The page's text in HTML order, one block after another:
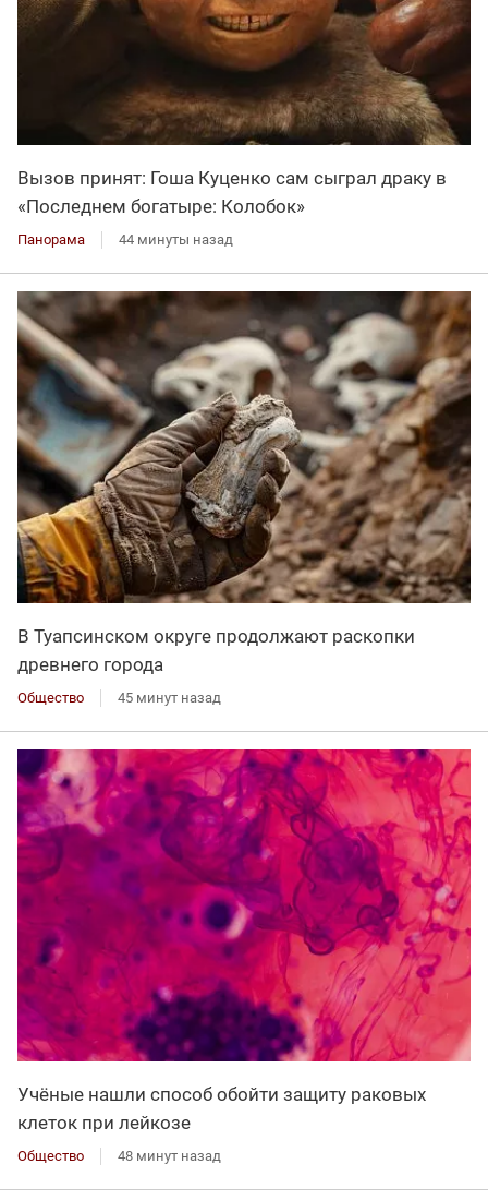
Вызов принят: Гоша Куценко сам сыграл драку в
«Последнем богатыре: Колобок»
Панорама 44 минуты назад
В Туапсинском округе продолжают раскопки
древнего города
Общество 45 минут назад
Учёные нашли способ обойти защиту раковых
клеток при лейкозе
Общество 48 минут назад